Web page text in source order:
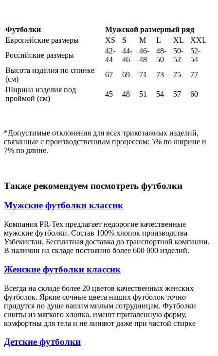
Футболки
Мужской размерный ряд
Европейские размеры
XS S M L XL
XXL
Российские размеры
42-
44
44-
46
46-
48
48-
50
50-
52
52-
54
Высота изделия по спинке
(см)
67 69 71 73 75
77
Ширина изделия под
проймой (см)
45 48 51 54 57 60
*Допустимые отклонения для всех трикотажных изделий,
связанные с производственным процессом: 5% по ширине и
7% по длине.
Также рекомендуем посмотреть футболки
Мужские футболки классик
Компания PR-Tex предлагает недорогие качественные
мужские футболки. Состав 100% хлопок производства
Узбекистан. Бесплатная доставка до транспортной компании.
В наличии на складе постоянно более 600 000 изделий.
Женские футболки классик
Всегда на складе более 20 цветов качественных женских
футболок. Яркие сочные цвета наших футболок точно
придутся по душе вашим милым сотрудницам. Футболки
сшиты из мягкого хлопка, имеют приталенную форму,
комфортны для тела и не линяют даже при частой стирке
Детские футболки